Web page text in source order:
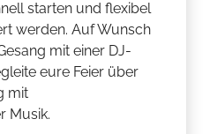
starten und flexibel
werden. Auf Wunsch
mit einer DJ-
eure Feier über
mit
Musik.